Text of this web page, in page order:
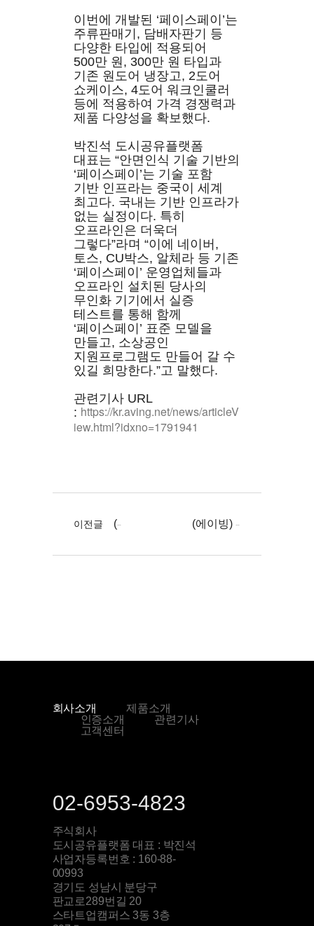
이번에 개발된 ‘페이스페이’는
주류판매기, 담배자판기 등
다양한 타입에 적용되어
500만 원, 300만 원 타입과
기존 원도어 냉장고, 2도어
쇼케이스, 4도어 워크인쿨러
등에 적용하여 가격 경쟁력과
제품 다양성을 확보했다.
박진석 도시공유플랫폼
대표는 “안면인식 기술 기반의
‘페이스페이’는 기술 포함
기반 인프라는 중국이 세계
최고다. 국내는 기반 인프라가
없는 실정이다. 특히
오프라인은 더욱더
그렇다”라며 “이에 네이버,
토스, CU박스, 알체라 등 기존
‘페이스페이’ 운영업체들과
오프라인 설치된 당사의
무인화 기기에서 실증
테스트를 통해 함께
‘페이스페이’ 표준 모델을
만들고, 소상공인
지원프로그램도 만들어 갈 수
있길 희망한다.”고 말했다.
관련기사 URL
: https://kr.aving.net/news/articleV
iew.html?idxno=1791941
이전글 (전자신문) [2024 Best Goods] 도시공유플랫폼, 한국형 AI무인판매기 선두주자 ...
회사소개
제품소개
인증소개
관련기사
고객센터
02-6953-4823
주식회사
도시공유플랫폼 대표 : 박진석
사업자등록번호 : 160-88-
00993
경기도 성남시 분당구
판교로289번길 20
스타트업캠퍼스 3동 3층